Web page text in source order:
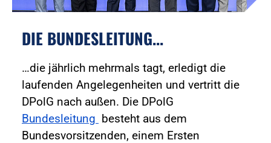
DIE BUNDESLEITUNG...
…die jährlich mehrmals tagt, erledigt die
laufenden Angelegenheiten und vertritt die
DPolG nach außen. Die DPolG
Bundesleitung besteht aus dem
Bundesvorsitzenden, einem Ersten